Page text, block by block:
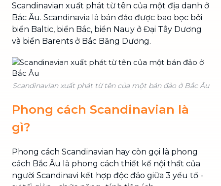
Scandinavian xuất phát từ tên của một địa danh ở
Bắc Âu. Scandinavia là bán đảo được bao bọc bởi
biển Baltic, biển Bắc, biển Nauy ở Đại Tây Dương
và biển Barents ở Bắc Băng Dương.
Scandinavian xuất phát từ tên của một bán đảo ở Bắc Âu
Phong cách Scandinavian là
gì?
Phong cách Scandinavian hay còn gọi là phong
cách Bắc Âu là phong cách thiết kế nội thất của
người Scandinavi kết hợp độc đáo giữa 3 yếu tố -